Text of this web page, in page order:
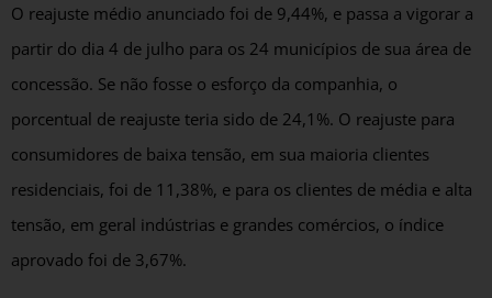
O reajuste médio anunciado foi de 9,44%, e passa a vigorar a
partir do dia 4 de julho para os 24 municípios de sua área de
concessão. Se não fosse o esforço da companhia, o
porcentual de reajuste teria sido de 24,1%. O reajuste para
consumidores de baixa tensão, em sua maioria clientes
residenciais, foi de 11,38%, e para os clientes de média e alta
tensão, em geral indústrias e grandes comércios, o índice
aprovado foi de 3,67%.